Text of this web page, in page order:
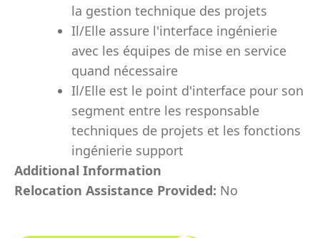
la gestion technique des projets
Il/Elle assure l'interface ingénierie
avec les équipes de mise en service
quand nécessaire
Il/Elle est le point d'interface pour son
segment entre les responsable
techniques de projets et les fonctions
ingénierie support
Additional Information
Relocation Assistance Provided: No